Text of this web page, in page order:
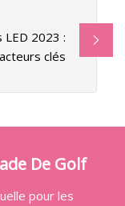
LED 2023 :
clés
De Golf
pour les